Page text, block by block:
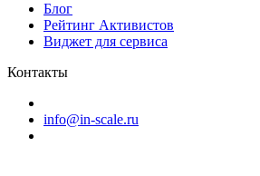
Блог
Рейтинг Активистов
Виджет для сервиса
Контакты
info@in-scale.ru